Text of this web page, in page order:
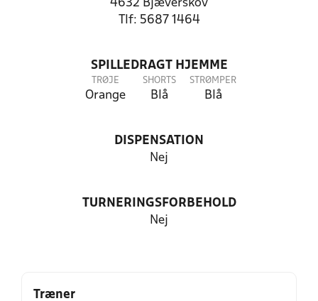
4632 Bjæverskov
Tlf: 5687 1464
SPILLEDRAGT HJEMME
TRØJE
Orange
SHORTS
Blå
STRØMPER
Blå
DISPENSATION
Nej
TURNERINGSFORBEHOLD
Nej
Træner